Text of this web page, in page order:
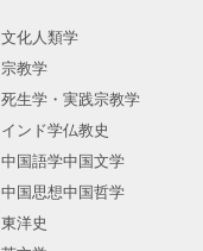
文化人類学
宗教学
死生学・実践宗教学
インド学仏教史
中国語学中国文学
中国思想中国哲学
東洋史